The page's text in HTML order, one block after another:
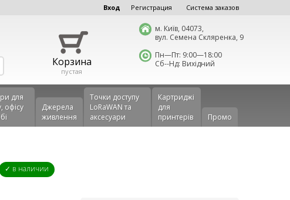
Вход Регистрация Система заказов
Корзина
пустая
м. Київ, 04073,
вул. Семена Скляренка, 9
Пн—Пт: 9:00—18:00
Сб--Нд: Вихідний
для
офісу
Джерела
живлення
Точки доступу
LoRaWAN та
аксесуари
Картриджі
для
принтерів
Промо
✓ в наличии